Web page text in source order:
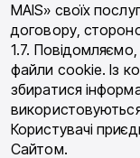
MAIS» своїх
договору,
1.7.
файли сookie. Із
збиратися
Користувачі
Сайтом.